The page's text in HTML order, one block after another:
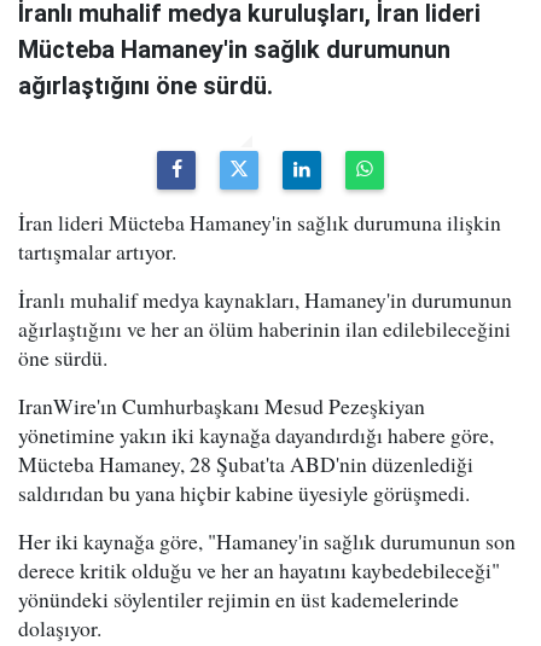
İranlı muhalif medya kuruluşları, İran lideri
Mücteba Hamaney'in sağlık durumunun
ağırlaştığını öne sürdü.
İran lideri Mücteba Hamaney'in sağlık durumuna ilişkin
tartışmalar artıyor.
İranlı muhalif medya kaynakları, Hamaney'in durumunun
ağırlaştığını ve her an ölüm haberinin ilan edilebileceğini
öne sürdü.
IranWire'ın Cumhurbaşkanı Mesud Pezeşkiyan
yönetimine yakın iki kaynağa dayandırdığı habere göre,
Mücteba Hamaney, 28 Şubat'ta ABD'nin düzenlediği
saldırıdan bu yana hiçbir kabine üyesiyle görüşmedi.
Her iki kaynağa göre, "Hamaney'in sağlık durumunun son
derece kritik olduğu ve her an hayatını kaybedebileceği"
yönündeki söylentiler rejimin en üst kademelerinde
dolaşıyor.